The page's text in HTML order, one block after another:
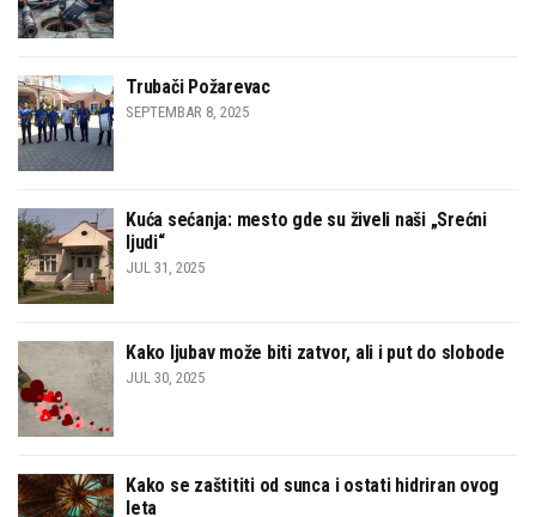
Trubači Požarevac
SEPTEMBAR 8, 2025
Kuća sećanja: mesto gde su živeli naši „Srećni
ljudi“
JUL 31, 2025
Kako ljubav može biti zatvor, ali i put do slobode
JUL 30, 2025
Kako se zaštititi od sunca i ostati hidriran ovog
leta